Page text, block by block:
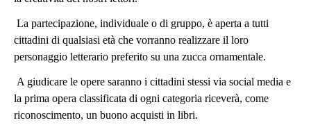
La partecipazione, individuale o di gruppo, è aperta a tutti
cittadini di qualsiasi età che vorranno realizzare il loro
personaggio letterario preferito su una zucca ornamentale.
A giudicare le opere saranno i cittadini stessi via social media e
la prima opera classificata di ogni categoria riceverà, come
riconoscimento, un buono acquisti in libri.